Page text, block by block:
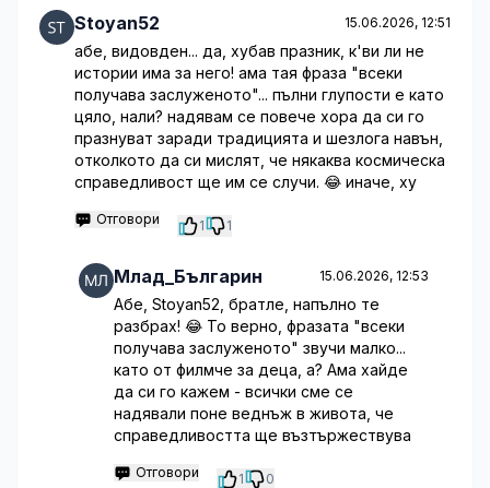
Stoyan52 15.06.2026, 12:51
абе, видовден... да, хубав празник, к'ви ли не
истории има за него! ама тая фраза "всеки
получава заслуженото"... пълни глупости е като
цяло, нали? надявам се повече хора да си го
празнуват заради традицията и шезлога навън,
отколкото да си мислят, че някаква космическа
справедливост ще им се случи. 😂 иначе, ху
Отговори 1 1
Млад_Българин 15.06.2026, 12:53
Абе, Stoyan52, братле, напълно те
разбрах! 😂 То верно, фразата "всеки
получава заслуженото" звучи малко...
като от филмче за деца, а? Ама хайде
да си го кажем - всички сме се
надявали поне веднъж в живота, че
справедливостта ще възтържествува
Отговори 1 0